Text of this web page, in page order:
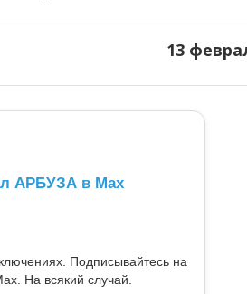
13
АРБУЗА в Max
Подписывайтесь на
На всякий случай.